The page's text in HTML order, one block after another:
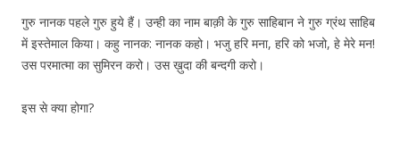
गुरु नानक पहले गुरु हुये हैं। उन्ही का नाम बाक़ी के गुरु साहिबान ने गुरु ग्रंथ साहिब
में इस्तेमाल किया। कहु नानक: नानक कहो। भजु हरि मना, हरि को भजो, हे मेरे मन!
उस परमात्मा का सुमिरन करो। उस ख़ुदा की बन्दगी करो।
इस से क्या होगा?